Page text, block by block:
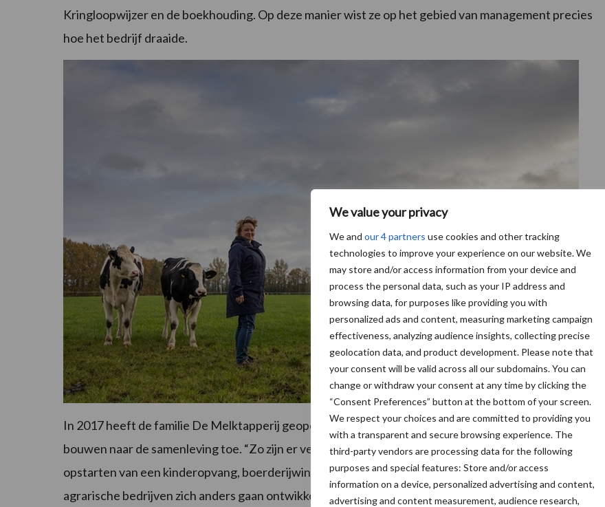
We value your privacy
We and our 4 partners use cookies and other tracking
technologies to improve your experience on our website. We
may store and/or access information from your device and
process the personal data, such as your IP address and
browsing data, for purposes like providing you with
personalized ads and content, measuring marketing campaign
effectiveness, analyzing audience insights, collecting precise
geolocation data, and product development. Please note that
your consent will be valid across all our subdomains. You can
change or withdraw your consent at any time by clicking the
“Consent Preferences” button at the bottom of your screen.
We respect your choices and are committed to providing you
with a transparent and secure browsing experience. The
third-party vendors are processing data for the following
purposes and special features: Store and/or access
information on a device, personalized advertising and content,
advertising and content measurement, audience research,
Kringloopwijzer en de boekhouding. Op deze manier wist ze op het gebied van management precies
hoe het bedrijf draaide.
In 2017 heeft de familie De Melktapperij geopend, een fysieke melktap op het erf, om een brug te
bouwen naar de samenleving toe. “Zo zijn er veel van dit soort voorbeelden. Denk hierbij aan het
opstarten van een kinderopvang, boerderijwinkel of sociale werkplaats. Als gevolg hiervan zie je dat
agrarische bedrijven zich anders gaan ontwikkelen. Ze richten zich meer op de wensen van de